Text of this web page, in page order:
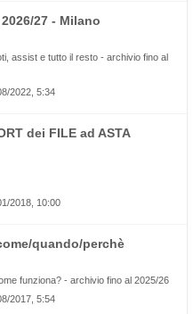
2026/27 - Milano
assist e tutto il resto - archivio fino al
2022, 5:34
dei FILE ad ASTA
2018, 10:00
quando/perchè
funziona? - archivio fino al 2025/26
2017, 5:54